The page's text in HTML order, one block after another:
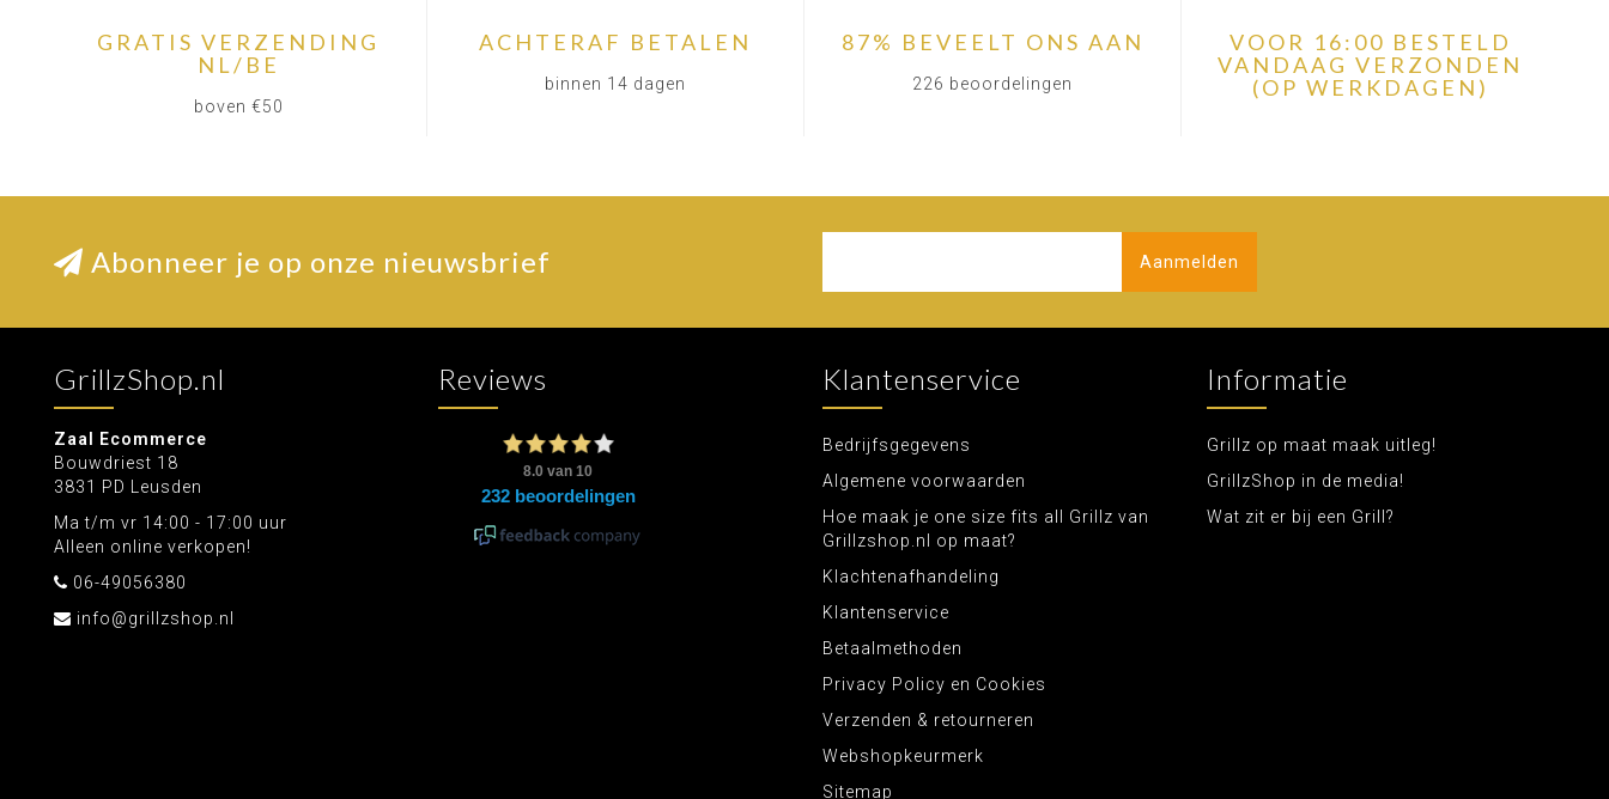
GRATIS VERZENDING
NL/BE
boven €50
ACHTERAF BETALEN
binnen 14 dagen
87% BEVEELT ONS AAN
226 beoordelingen
VOOR 16:00 BESTELD
VANDAAG VERZONDEN
(OP WERKDAGEN)
Abonneer je op onze nieuwsbrief Aanmelden
GrillzShop.nl
Zaal Ecommerce
Bouwdriest 18
3831 PD Leusden
Ma t/m vr 14:00 - 17:00 uur
Alleen online verkopen!
06-49056380
info@grillzshop.nl
Reviews Klantenservice
Bedrijfsgegevens
Algemene voorwaarden
Hoe maak je one size fits all Grillz van
Grillzshop.nl op maat?
Klachtenafhandeling
Klantenservice
Betaalmethoden
Privacy Policy en Cookies
Verzenden & retourneren
Webshopkeurmerk
Sitemap
Informatie
Grillz op maat maak uitleg!
GrillzShop in de media!
Wat zit er bij een Grill?